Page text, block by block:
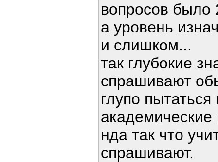
вопросов было
а уровень
и слишком...
так глубокие
спрашивают
глупо пытаться
академические
нда так что
спрашивают.